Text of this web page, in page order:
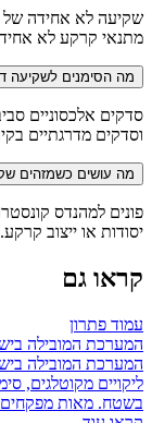
שקיעה לא אחידה של
מתנאי קרקע לא
מה הסימנים לשקיעה
סדקים אלכסוניים
וסדקים מדרגתיים
מה עושים כשמזהים
פונים למהנדס
יסודות או ייצוב קרקע.
קראו גם
עמוד פתרון
המערכת המובילה
ליקויים מקוטלגים,
בשטח. מאות מפקחים